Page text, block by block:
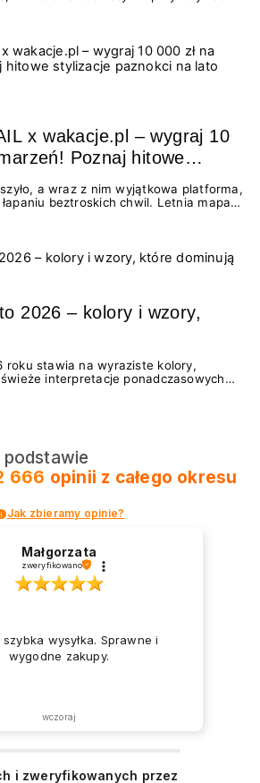
deserów to coś więcej niż
kolor, aksamitną teksturę,
akcent na podniebieniu. Tego lata
Willisch, tworząc unikalny projekt
x wakacje.pl – wygraj 10
Poznaj hitowe
a wraz z nim wyjątkowa platforma,
beztroskich chwil. Letnia mapa
od spontanicznych wyjazdów, przez
jest eksplorowanie i kolekcjonowanie
okazji przygotowaliśmy coś absolutnie
z wakacje.pl oraz dawkę
2026 – kolory i wzory,
roku stawia na wyraziste kolory,
interpretacje ponadczasowych
odcieni inspirowanych wakacjami, jak
dla swojego manicure!
podstawie
666 opinii z całego okresu
Jak zbieramy opinie?
Małgorzata
zweryfikowano
wysyłka. Sprawne i
wygodne zakupy.
wczoraj
i zweryfikowanych przez